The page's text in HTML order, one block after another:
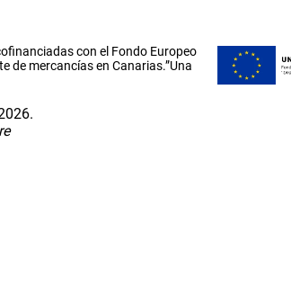
con el Fondo Europeo
de mercancías en Canarias.”Una